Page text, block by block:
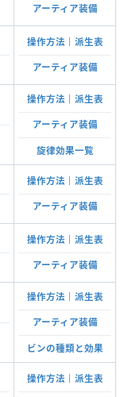
アーティア装備
操作方法 派生表
アーティア装備
操作方法 派生表
アーティア装備
旋律効果一覧
操作方法 派生表
アーティア装備
操作方法 派生表
アーティア装備
操作方法 派生表
アーティア装備
ビンの種類と効果
操作方法 派生表